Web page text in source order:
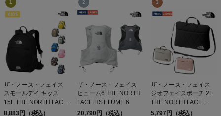
ザ・ノース・フェイス
スモールデイ キッズ
15L THE NORTH FACE
Small Day
8,883円（税込）
ザ・ノース・フェイス
ヒューム6 THE NORTH
FACE HST FUME 6
20,790円（税込）
ザ・ノース・フェイス
ジオフェイスポーチ 2L
THE NORTH FACE
Geoface Pouch
5,797円（税込）